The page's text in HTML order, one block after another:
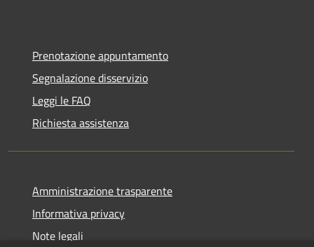
Prenotazione appuntamento
Segnalazione disservizio
Leggi le FAQ
Richiesta assistenza
Amministrazione trasparente
Informativa privacy
Note legali